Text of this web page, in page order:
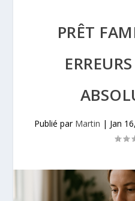
PRÊT
Publié par Martin | Jan